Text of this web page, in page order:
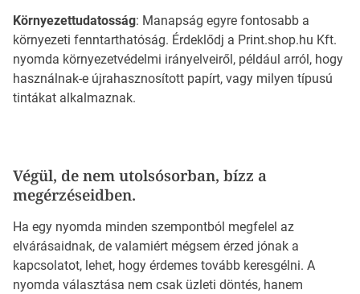
Környezettudatosság: Manapság egyre fontosabb a
környezeti fenntarthatóság. Érdeklődj a Print.shop.hu Kft.
nyomda környezetvédelmi irányelveiről, például arról, hogy
használnak-e újrahasznosított papírt, vagy milyen típusú
tintákat alkalmaznak.
Végül, de nem utolsósorban, bízz a
megérzéseidben.
Ha egy nyomda minden szempontból megfelel az
elvárásaidnak, de valamiért mégsem érzed jónak a
kapcsolatot, lehet, hogy érdemes tovább keresgélni. A
nyomda választása nem csak üzleti döntés, hanem